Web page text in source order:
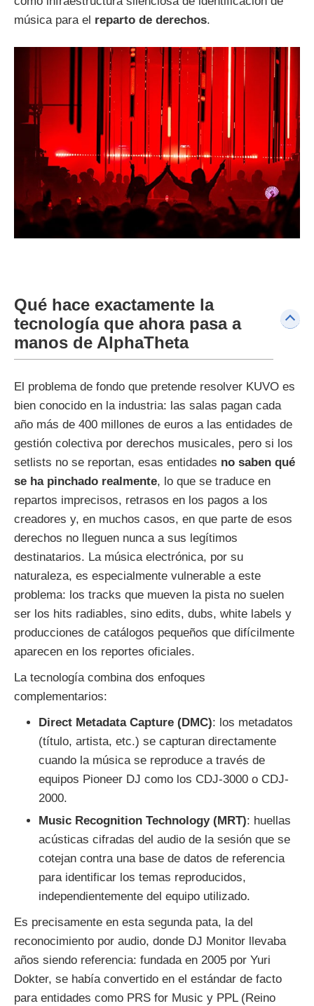
música para el reparto de derechos.
Qué hace exactamente la
tecnología que ahora pasa a
manos de AlphaTheta
El problema de fondo que pretende resolver KUVO es
bien conocido en la industria: las salas pagan cada
año más de 400 millones de euros a las entidades de
gestión colectiva por derechos musicales, pero si los
setlists no se reportan, esas entidades no saben qué
se ha pinchado realmente, lo que se traduce en
repartos imprecisos, retrasos en los pagos a los
creadores y, en muchos casos, en que parte de esos
derechos no lleguen nunca a sus legítimos
destinatarios. La música electrónica, por su
naturaleza, es especialmente vulnerable a este
problema: los tracks que mueven la pista no suelen
ser los hits radiables, sino edits, dubs, white labels y
producciones de catálogos pequeños que difícilmente
aparecen en los reportes oficiales.
La tecnología combina dos enfoques
complementarios:
Direct Metadata Capture (DMC): los metadatos
(título, artista, etc.) se capturan directamente
cuando la música se reproduce a través de
equipos Pioneer DJ como los CDJ-3000 o CDJ-
2000.
Music Recognition Technology (MRT): huellas
acústicas cifradas del audio de la sesión que se
cotejan contra una base de datos de referencia
para identificar los temas reproducidos,
independientemente del equipo utilizado.
Es precisamente en esta segunda pata, la del
reconocimiento por audio, donde DJ Monitor llevaba
años siendo referencia: fundada en 2005 por Yuri
Dokter, se había convertido en el estándar de facto
para entidades como PRS for Music y PPL (Reino